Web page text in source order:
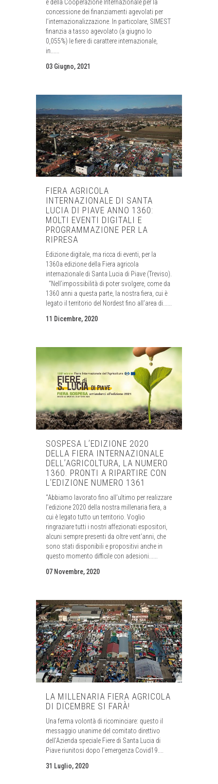
e della Cooperazione Internazionale per la
concessione dei finanziamenti agevolati per
l’internazionalizzazione. In particolare, SIMEST
finanzia a tasso agevolato (a giugno lo
0,055%) le fiere di carattere internazionale,
in......
03 Giugno, 2021
FIERA AGRICOLA
INTERNAZIONALE DI SANTA
LUCIA DI PIAVE ANNO 1360:
MOLTI EVENTI DIGITALI E
PROGRAMMAZIONE PER LA
RIPRESA
Edizione digitale, ma ricca di eventi, per la
1360a edizione della Fiera agricola
internazionale di Santa Lucia di Piave (Treviso).
“Nell’impossibilità di poter svolgere, come da
1360 anni a questa parte, la nostra fiera, cui è
legato il territorio del Nordest fino all’area di......
11 Dicembre, 2020
SOSPESA L’EDIZIONE 2020
DELLA FIERA INTERNAZIONALE
DELL’AGRICOLTURA, LA NUMERO
1360. PRONTI A RIPARTIRE CON
L’EDIZIONE NUMERO 1361
“Abbiamo lavorato fino all’ultimo per realizzare
l’edizione 2020 della nostra millenaria fiera, a
cui è legato tutto un territorio. Voglio
ringraziare tutti i nostri affezionati espositori,
alcuni sempre presenti da oltre vent’anni, che
sono stati disponibili e propositivi anche in
questo momento difficile con adesioni......
07 Novembre, 2020
LA MILLENARIA FIERA AGRICOLA
DI DICEMBRE SI FARÀ!
Una ferma volontà di ricominciare: questo il
messaggio unanime del comitato direttivo
dell’Azienda speciale Fiere di Santa Lucia di
Piave riunitosi dopo l’emergenza Covid19....
31 Luglio, 2020